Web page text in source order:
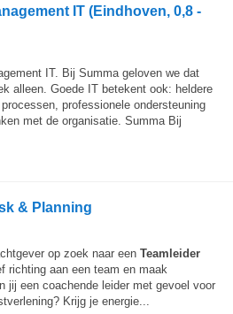
IT (Eindhoven, 0,8 -
IT. Bij Summa geloven we dat
alleen. Goede IT betekent ook: heldere
professionele ondersteuning
met de organisatie. Summa Bij
& Planning
op zoek naar een Teamleider
richting aan een team en maak
jij een coachende leider met gevoel voor
Krijg je energie...